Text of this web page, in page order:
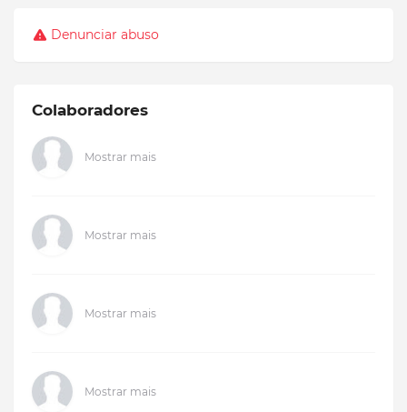
Denunciar abuso
Colaboradores
Mostrar mais
Mostrar mais
Mostrar mais
Mostrar mais